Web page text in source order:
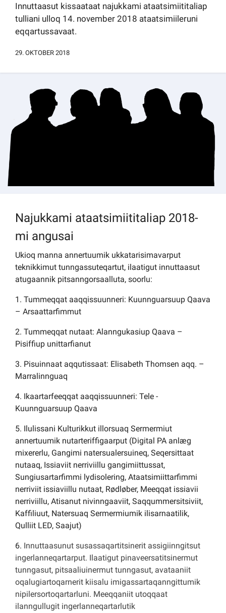
Innuttaasut kissaataat najukkami ataatsimiititaliap
tulliani ulloq 14. november 2018 ataatsimiileruni
eqqartussavaat.
29. OKTOBER 2018
Najukkami ataatsimiititaliap 2018-
mi angusai
Ukioq manna annertuumik ukkatarisimavarput
teknikkimut tunngassuteqartut, ilaatigut innuttaasut
atugaannik pitsanngorsaalluta, soorlu:
1. Tummeqqat aaqqissuunneri: Kuunnguarsuup Qaava
– Arsaattarfimmut
2. Tummeqqat nutaat: Alanngukasiup Qaava –
Pisiffiup unittarfianut
3. Pisuinnaat aqqutissaat: Elisabeth Thomsen aqq. –
Marralinnguaq
4. Ikaartarfeeqqat aaqqissuunneri: Tele -
Kuunnguarsuup Qaava
5. Ilulissani Kulturikkut illorsuaq Sermermiut
annertuumik nutarteriffigaarput (Digital PA anlæg
mixererlu, Gangimi natersualersuineq, Seqersittaat
nutaaq, Issiaviit nerriviillu gangimiittussat,
Sungiusartarfimmi lydisolering, Ataatsimiittarfimmi
nerriviit issiaviillu nutaat, Rødløber, Meeqqat issiavii
nerriviillu, Atisanut nivinngaaviit, Saqqummersitsiviit,
Kaffiliuut, Natersuaq Sermermiumik ilisarnaatilik,
Qulliit LED, Saajut)
6. Innuttaasunut susassaqartitsinerit assigiinngitsut
ingerlanneqartarput. Ilaatigut pinaveersatitsinermut
tunngasut, pitsaaliuinermut tunngasut, avataaniit
oqalugiartoqarnerit kiisalu imigassartaqanngittumik
nipilersortoqartarluni. Meeqqaniit utoqqaat
ilanngullugit ingerlanneqartarlutik